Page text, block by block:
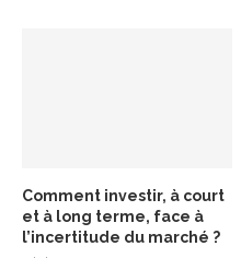
Comment investir, à court
et à long terme, face à
l’incertitude du marché ?